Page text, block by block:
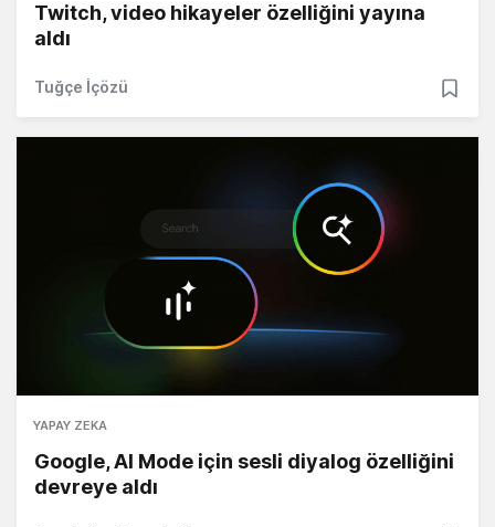
Twitch, video hikayeler özelliğini yayına
aldı
Tuğçe İçözü
YAPAY ZEKA
Google, AI Mode için sesli diyalog özelliğini
devreye aldı